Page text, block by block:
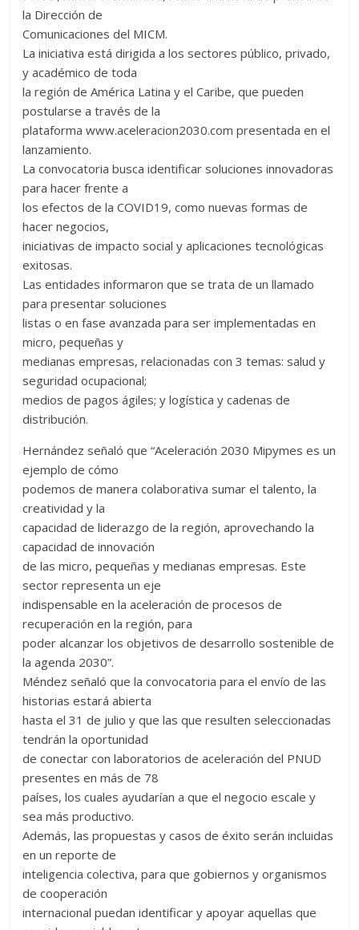
la Dirección de
Comunicaciones del MICM.
La iniciativa está dirigida a los sectores público, privado,
y académico de toda
la región de América Latina y el Caribe, que pueden
postularse a través de la
plataforma www.aceleracion2030.com presentada en el
lanzamiento.
La convocatoria busca identificar soluciones innovadoras
para hacer frente a
los efectos de la COVID19, como nuevas formas de
hacer negocios,
iniciativas de impacto social y aplicaciones tecnológicas
exitosas.
Las entidades informaron que se trata de un llamado
para presentar soluciones
listas o en fase avanzada para ser implementadas en
micro, pequeñas y
medianas empresas, relacionadas con 3 temas: salud y
seguridad ocupacional;
medios de pagos ágiles; y logística y cadenas de
distribución.
Hernández señaló que “Aceleración 2030 Mipymes es un
ejemplo de cómo
podemos de manera colaborativa sumar el talento, la
creatividad y la
capacidad de liderazgo de la región, aprovechando la
capacidad de innovación
de las micro, pequeñas y medianas empresas. Este
sector representa un eje
indispensable en la aceleración de procesos de
recuperación en la región, para
poder alcanzar los objetivos de desarrollo sostenible de
la agenda 2030”.
Méndez señaló que la convocatoria para el envío de las
historias estará abierta
hasta el 31 de julio y que las que resulten seleccionadas
tendrán la oportunidad
de conectar con laboratorios de aceleración del PNUD
presentes en más de 78
países, los cuales ayudarían a que el negocio escale y
sea más productivo.
Además, las propuestas y casos de éxito serán incluidas
en un reporte de
inteligencia colectiva, para que gobiernos y organismos
de cooperación
internacional puedan identificar y apoyar aquellas que